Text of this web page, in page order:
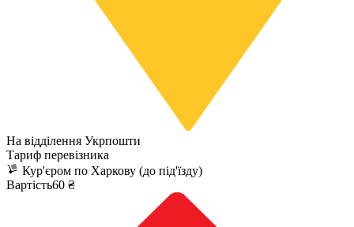
На відділення Укрпошти
Тариф перевізника
Кур'єром по Харкову (до під'їзду)
Вартість60 ₴